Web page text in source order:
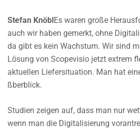
Stefan KnöblEs waren große
auch wir haben gemerkt, ohne
da gibt es kein Wachstum. Wir sind
Lösung von Scopevisio jetzt extrem
aktuellen Liefersituation. Man hat
ßberblick.
Studien zeigen auf, dass man nur
wenn man die Digitalisierung